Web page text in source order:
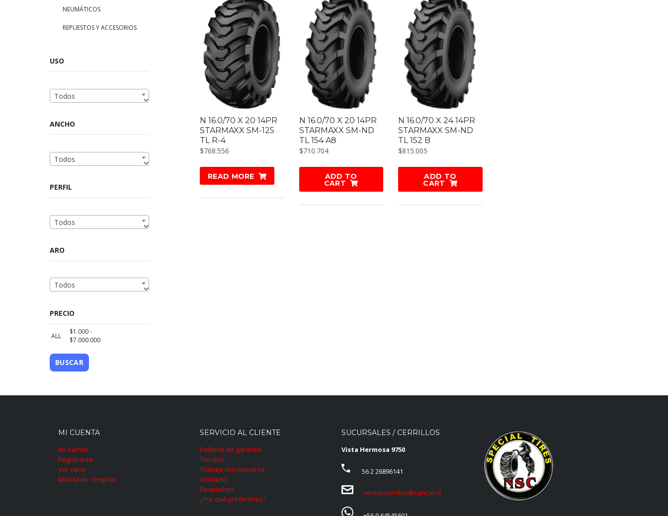
N 16.0/70 X 20 14PR
STARMAXX SM-125
TL R-4
$768.556
READ MORE
N 16.0/70 X 20 14PR
STARMAXX SM-ND
TL 154 A8
$710.704
ADD TO
CART
N 16.0/70 X 24 14PR
STARMAXX SM-ND
TL 152 B
$815.005
ADD TO
CART
NEUMÁTICOS
REPUESTOS Y ACCESORIOS
USO
Todos
ANCHO
Todos
PERFIL
Todos
ARO
Todos
PRECIO
ALL $1.000-
$7.000.000
BUSCAR
MI CUENTA
Mi cuenta
Registrarse
Ver carro
Mi lista de compras
SERVICIO AL CLIENTE
Políticas de garantía
Tiendas
Trabaja con nosotros
Contacto
Despachos
¿Por qué preferirnos?
SUCURSALES / CERRILLOS
Vista Hermosa 9750
56 2 26896141
ventascerrillos@sancar.cl